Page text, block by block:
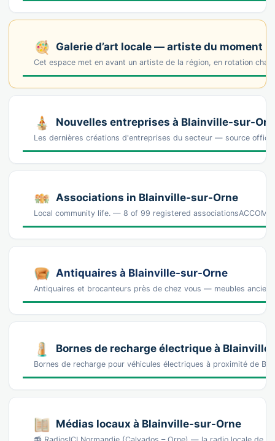
Galerie d’art locale — artiste du moment
Cet espace met en avant un artiste de la région, en rotation
Nouvelles entreprises à Blainville-sur-
Les dernières créations d'entreprises du secteur — source
Associations in Blainville-sur-Orne
Local community life. — 8 of 99 registered
Antiquaires à Blainville-sur-Orne
Antiquaires et brocanteurs près de chez vous — meubles
Bornes de recharge électrique à
Bornes de recharge pour véhicules électriques à proximité de
Médias locaux à Blainville-sur-Orne